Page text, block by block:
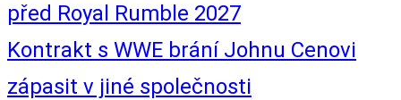
před Royal Rumble 2027
Kontrakt s WWE brání Johnu Cenovi
zápasit v jiné společnosti